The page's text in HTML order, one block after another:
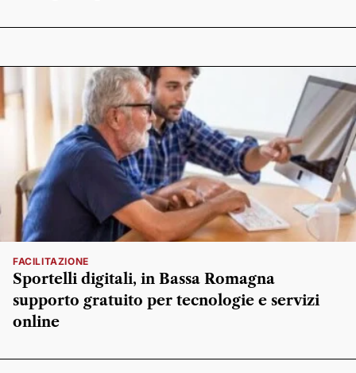
FACILITAZIONE
Sportelli digitali, in Bassa Romagna
supporto gratuito per tecnologie e servizi
online